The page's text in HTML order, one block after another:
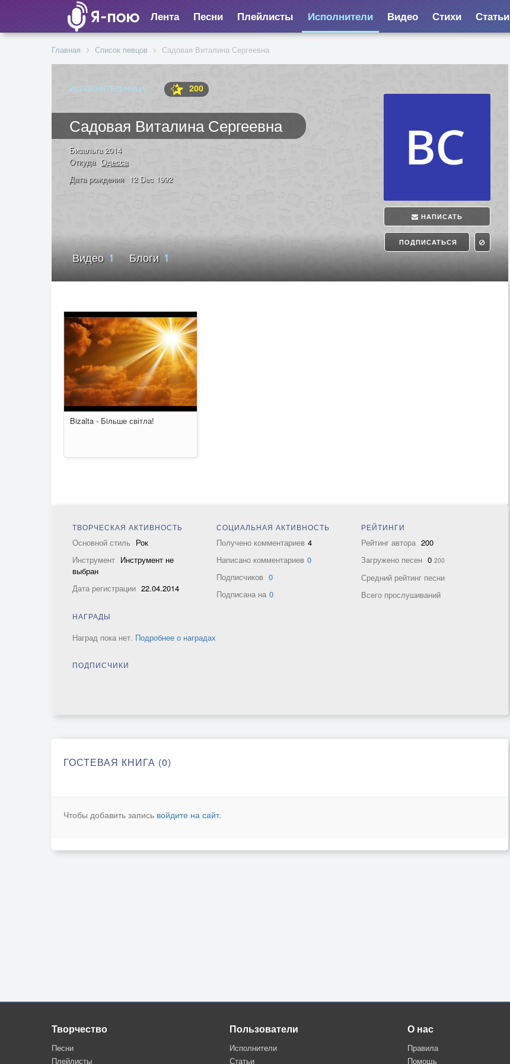
Лента Песни Плейлисты Исполнители Видео Стихи Статьи
Главная Список певцов Садовая Виталина Сергеевна
ИСПОЛНИТЕЛЬНИЦА 200
Садовая Виталина Сергеевна
НАПИСАТЬ
ПОДПИСАТЬСЯ
Бизальта 2014
Откуда Одесса
Дата рождения 12 Dec 1992
Видео1 Блоги 1
Bizalta - Бiльше світла!
ТВОРЧЕСКАЯ АКТИВНОСТЬ
Основной стиль Рок
Инструмент Инструмент не
выбран
Дата регистрации 22.04.2014
СОЦИАЛЬНАЯ АКТИВНОСТЬ
Получено комментариев 4
Написано комментариев 0
Подписчиков 0
Подписана на 0
РЕЙТИНГИ
Рейтинг автора 200
Загружено песен 0 200
Средний рейтинг песни
Всего прослушиваний
НАГРАДЫ
Наград пока нет. Подробнее о наградах
ПОДПИСЧИКИ
ГОСТЕВАЯ КНИГА (0)
Чтобы добавить запись войдите на сайт.
Творчество
Песни
Плейлисты
Пользователи
Исполнители
Статьи
О нас
Правила
Помощь